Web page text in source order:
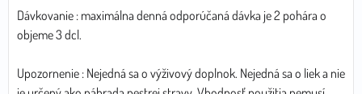
Dávkovanie : maximálna denná odporúčaná dávka je 2 pohára o
objeme 3 dcl.
Upozornenie : Nejedná sa o výživový doplnok. Nejedná sa o liek a nie